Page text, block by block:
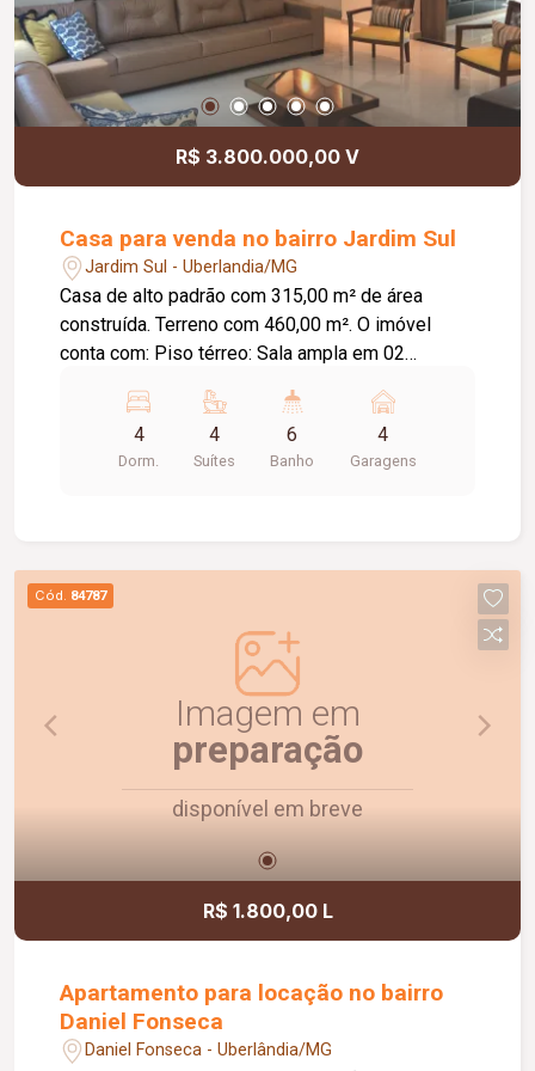
R$ 3.800.000,00 V
Casa para venda no bairro Jardim Sul
Jardim Sul - Uberlandia/MG
Casa de alto padrão com 315,00 m² de área
construída. Terreno com 460,00 m². O imóvel
conta com: Piso térreo: Sala ampla em 02
independente; 01 suíte; Lavabo; Cozinha
espaçosa com despensa; Varanda gourmet
integrada com churrasqueira; Ofurô com deck;
Sacada; Diferenciais: Aquecimento solar; Energia
fotovoltaica; Marcenaria planejada em todos os
ambientes; Rebaixamento em gesso; Paisagismo
completo; Ar-condicionado; Área de lazer: Campo
de futebol; Quadra poliesportiva; Playground;
Ambientes amplos, sofisticados e planejados
para oferecer conforto, lazer e qualidade de vida
4
Dorm.
4
Suítes
6
Banho
4
Garagens
Cód. 84787
Imagem em
preparação
disponível em breve
R$ 1.800,00 L
Apartamento para locação no bairro
Daniel Fonseca
Daniel Fonseca - Uberlândia/MG